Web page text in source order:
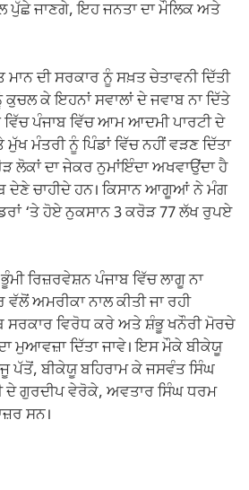
ਪੁੱਛੇ ਜਾਣਗੇ, ਇਹ ਜਨਤਾ ਦਾ ਮੌਲਿਕ ਅਤੇ
ਦੀ ਸਰਕਾਰ ਨੂੰ ਸਖ਼ਤ ਚੇਤਾਵਨੀ ਦਿੱਤੀ
ਕੇ ਇਹਨਾਂ ਸਵਾਲਾਂ ਦੇ ਜਵਾਬ ਨਾ ਦਿੱਤੇ
ਪੰਜਾਬ ਵਿੱਚ ਆਮ ਆਦਮੀ ਪਾਰਟੀ ਦੇ
ਮੰਤਰੀ ਨੂੰ ਪਿੰਡਾਂ ਵਿੱਚ ਨਹੀਂ ਵੜਣ ਦਿੱਤਾ
ਲੋਕਾਂ ਦਾ ਜੇਕਰ ਨੁਮਾਂਇੰਦਾ ਅਖਵਾਉਂਦਾ ਹੈ
ਦੇਣੇ ਚਾਹੀਦੇ ਹਨ। ਕਿਸਾਨ ਆਗੂਆਂ ਨੇ ਮੰਗ
‘ਤੇ ਹੋਏ ਨੁਕਸਾਨ 3 ਕਰੋੜ 77 ਲੱਖ ਰੁਪਏ
ਰਿਜ਼ਰਵੇਸ਼ਨ ਪੰਜਾਬ ਵਿੱਚ ਲਾਗੂ ਨਾ
ਅਮਰੀਕਾ ਨਾਲ ਕੀਤੀ ਜਾ ਰਹੀ
ਸਰਕਾਰ ਵਿਰੋਧ ਕਰੇ ਅਤੇ ਸ਼ੰਭੂ ਖਨੌਰੀ ਮੋਰਚੇ
ਮੁਆਵਜ਼ਾ ਦਿੱਤਾ ਜਾਵੇ। ਇਸ ਮੌਕੇ ਬੀਕੇਯੂ
ਪੱਤੋਂ, ਬੀਕੇਯੂ ਬਹਿਰਾਮ ਕੇ ਜਸਵੰਤ ਸਿੰਘ
ਦੇ ਗੁਰਦੀਪ ਵੇਰੋਕੇ, ਅਵਤਾਰ ਸਿੰਘ ਧਰਮ
ਸਨ।